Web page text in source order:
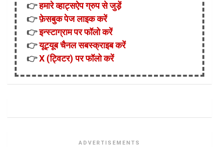
👉हमारे व्हाट्सऐप ग्रुप से जुड़ें
👉फ़ेसबुक पेज लाइक करें
👉इन्स्टाग्राम पर फॉलो करें
👉यूट्यूब चैनल सबस्क्राइब करें
👉X (ट्विटर) पर फॉलो करें
ADVERTISEMENTS